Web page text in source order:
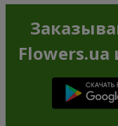
Flowers.ua